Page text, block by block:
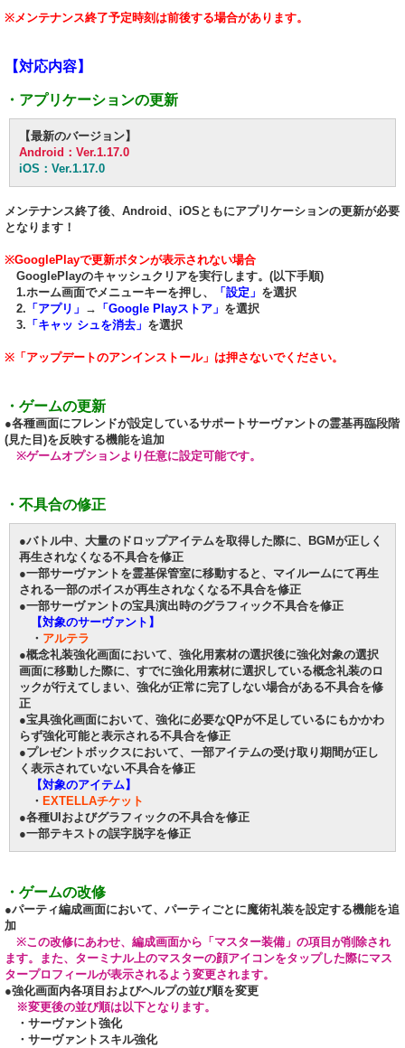
※メンテナンス終了予定時刻は前後する場合があります。
【対応内容】
・アプリケーションの更新
【最新のバージョン】
Android：Ver.1.17.0
iOS：Ver.1.17.0
メンテナンス終了後、Android、iOSともにアプリケーションの更新が必要
となります！
※GooglePlayで更新ボタンが表示されない場合
GooglePlayのキャッシュクリアを実行します。(以下手順)
1.ホーム画面でメニューキーを押し、
「設定」 を選択
2. 「アプリ」 → 「Google Playストア」 を選択
3. 「キャッ シュを消去」 を選択
※「アップデートのアンインストール」は押さないでください。
・ゲームの更新
●各種画面にフレンドが設定しているサポートサーヴァントの霊基再臨段階
(見た目)を反映する機能を追加
※ゲームオプションより任意に設定可能です。
・不具合の修正
●バトル中、大量のドロップアイテムを取得した際に、BGMが正しく
再生されなくなる不具合を修正
●一部サーヴァントを霊基保管室に移動すると、マイルームにて再生
される一部のボイスが再生されなくなる不具合を修正
●一部サーヴァントの宝具演出時のグラフィック不具合を修正
【対象のサーヴァント】
・ アルテラ
●概念礼装強化画面において、強化用素材の選択後に強化対象の選択
画面に移動した際に、すでに強化用素材に選択している概念礼装のロ
ックが行えてしまい、強化が正常に完了しない場合がある不具合を修
正
●宝具強化画面において、強化に必要なQPが不足しているにもかかわ
らず強化可能と表示される不具合を修正
●プレゼントボックスにおいて、一部アイテムの受け取り期間が正し
く表示されていない不具合を修正
【対象のアイテム】
・ EXTELLAチケット
●各種UIおよびグラフィックの不具合を修正
●一部テキストの誤字脱字を修正
・ゲームの改修
●パーティ編成画面において、パーティごとに魔術礼装を設定する機能を追
加
※この改修にあわせ、編成画面から「マスター装備」の項目が削除され
ます。また、ターミナル上のマスターの顔アイコンをタップした際にマス
タープロフィールが表示されるよう変更されます。
●強化画面内各項目およびヘルプの並び順を変更
※変更後の並び順は以下となります。
・サーヴァント強化
・サーヴァントスキル強化